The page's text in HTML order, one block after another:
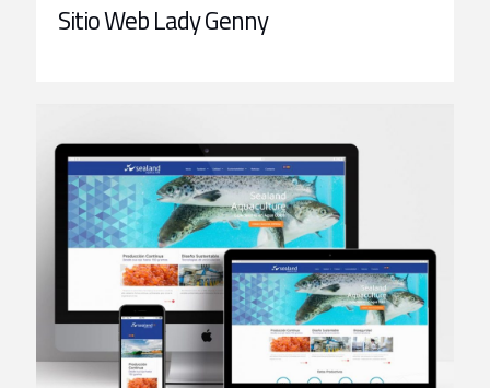
Sitio Web Lady Genny